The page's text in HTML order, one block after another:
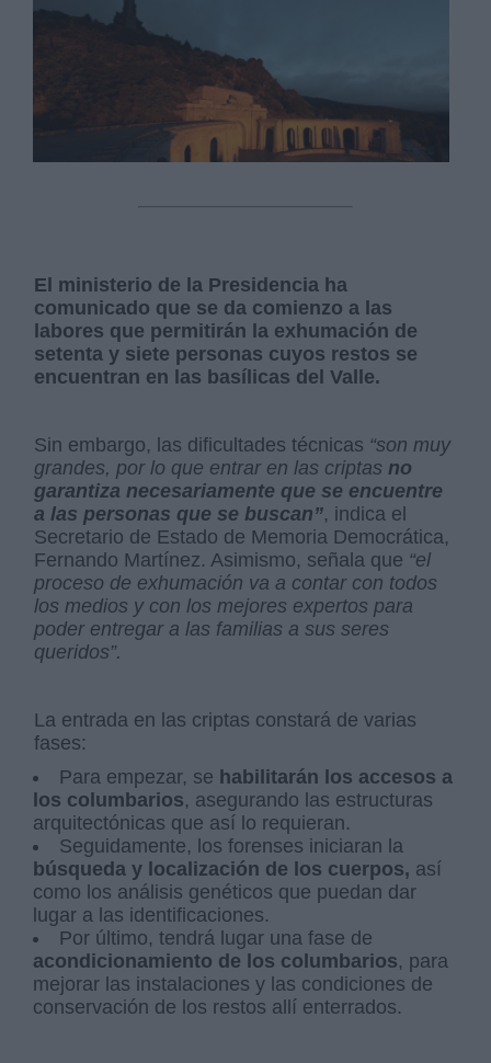
El ministerio de la Presidencia ha
comunicado que se da comienzo a las
labores que permitirán la exhumación de
setenta y siete personas cuyos restos se
encuentran en las basílicas del Valle.
Sin embargo, las dificultades técnicas “son muy
grandes, por lo que entrar en las criptasno
garantiza necesariamente que se encuentre
a las personas que se buscan”, indica el
Secretario de Estado de Memoria Democrática,
Fernando Martínez. Asimismo, señala que “el
proceso de exhumación va a contar con todos
los medios y con los mejores expertos para
poder entregar a las familias a sus seres
queridos”.
La entrada en las criptas constará de varias
fases:
Para empezar, se habilitarán los accesos a
los columbarios, asegurando las estructuras
arquitectónicas que así lo requieran.
Seguidamente, los forenses iniciaran la
búsqueda y localización de los cuerpos, así
como los análisis genéticos que puedan dar
lugar a las identificaciones.
Por último, tendrá lugar una fase de
acondicionamiento de los columbarios, para
mejorar las instalaciones y las condiciones de
conservación de los restos allí enterrados.